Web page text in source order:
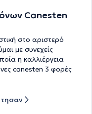
Canesten
στο αριστερό
με συνεχείς
η καλλιέργεια
canesten 3 φορές